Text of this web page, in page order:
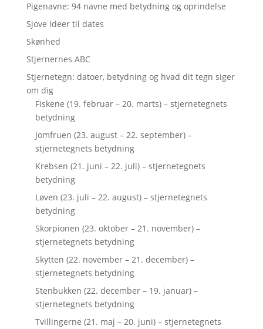
Pigenavne: 94 navne med betydning og oprindelse
Sjove ideer til dates
Skønhed
Stjernernes ABC
Stjernetegn: datoer, betydning og hvad dit tegn siger
om dig
Fiskene (19. februar – 20. marts) – stjernetegnets
betydning
Jomfruen (23. august – 22. september) –
stjernetegnets betydning
Krebsen (21. juni – 22. juli) – stjernetegnets
betydning
Løven (23. juli – 22. august) – stjernetegnets
betydning
Skorpionen (23. oktober – 21. november) –
stjernetegnets betydning
Skytten (22. november – 21. december) –
stjernetegnets betydning
Stenbukken (22. december – 19. januar) –
stjernetegnets betydning
Tvillingerne (21. maj – 20. juni) – stjernetegnets